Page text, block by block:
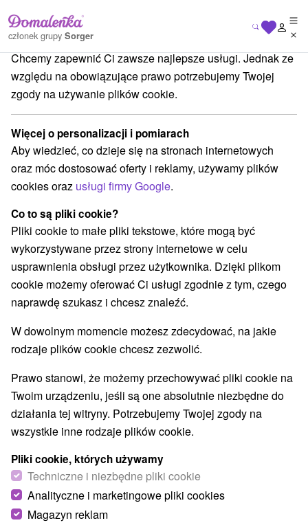
członek grupy Sorger
Trenčiansky kraj Nová Bošáca Rozhľadňa Veľký Lopeník
Rozhľadňa Veľký Lopeník
Wyświetl stronę internetową Przejdź do
+420 57 264 69 00 ou@obec-lopenik.cz
Opinii Google
687 67 LopeníkGPS:
N +48° 55' 0.57''
E +17° 46' 57.55''
Dbamy o Twoją prywatność
Chcemy zapewnić Ci zawsze najlepsze usługi. Jednak ze
względu na obowiązujące prawo potrzebujemy Twojej
zgody na używanie plików cookie.
Więcej o personalizacji i pomiarach
Aby wiedzieć, co dzieje się na stronach internetowych
oraz móc dostosować oferty i reklamy, używamy plików
cookies oraz usługi firmy Google.
Co to są pliki cookie?
Pliki cookie to małe pliki tekstowe, które mogą być
wykorzystywane przez strony internetowe w celu
usprawnienia obsługi przez użytkownika. Dzięki plikom
cookie możemy oferować Ci usługi zgodnie z tym, czego
naprawdę szukasz i chcesz znaleźć.
W dowolnym momencie możesz zdecydować, na jakie
rodzaje plików cookie chcesz zezwolić.
Prawo stanowi, że możemy przechowywać pliki cookie na
Twoim urządzeniu, jeśli są one absolutnie niezbędne do
działania tej witryny. Potrzebujemy Twojej zgody na
wszystkie inne rodzaje plików cookie.
Pliki cookie, których używamy
Techniczne i niezbędne pliki cookie
Analityczne i marketingowe pliki cookies
Magazyn reklam